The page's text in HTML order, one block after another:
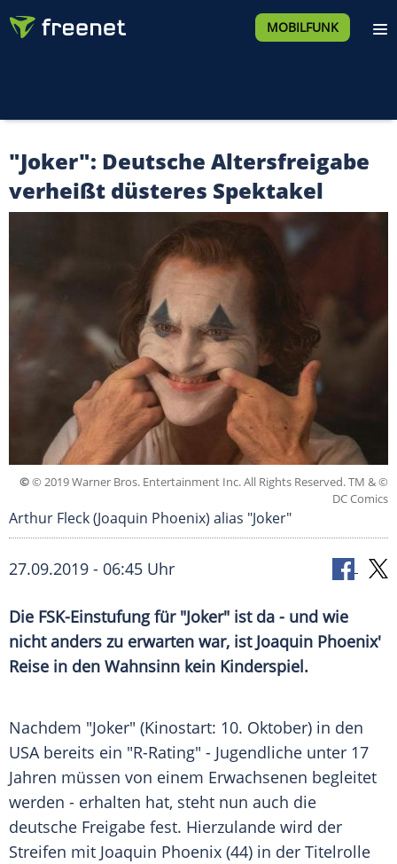
MOBILFUNK
"Joker": Deutsche Altersfreigabe
verheißt düsteres Spektakel
©© 2019 Warner Bros. Entertainment Inc. All Rights Reserved. TM & ©
DC Comics
Arthur Fleck (Joaquin Phoenix) alias "Joker"
27.09.2019 - 06:45 Uhr
Die FSK-Einstufung für "Joker" ist da - und wie
nicht anders zu erwarten war, ist Joaquin Phoenix'
Reise in den Wahnsinn kein Kinderspiel.
Nachdem "Joker" (Kinostart: 10. Oktober) in den
USAbereits ein "R-Rating" - Jugendliche unter 17
Jahren müssen von einem Erwachsenen begleitet
werden - erhalten hat, steht nun auch die
deutsche Freigabe fest. Hierzulande wird der
Streifen mit Joaquin Phoenix (44) in der Titelrolle